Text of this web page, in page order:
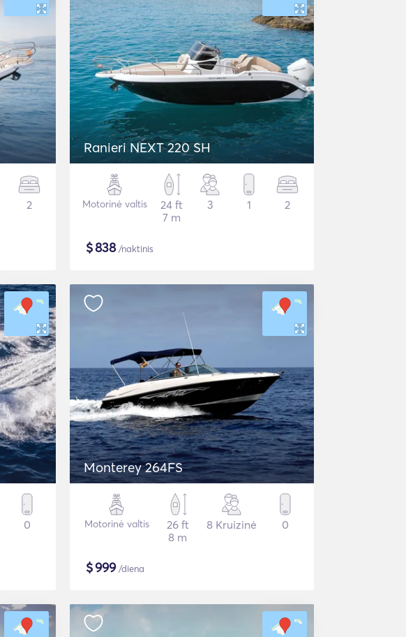
2
Ranieri NEXT 220 SH
Motorinė valtis
24 ft
7 m
3 1 2
$838/naktinis
0
Monterey 264FS
Motorinė valtis
26 ft
8 m
8 Kruizinė 0
$999/diena